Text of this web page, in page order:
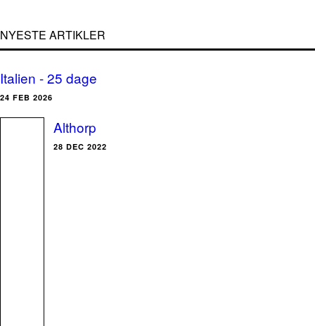
NYESTE ARTIKLER
Italien - 25 dage
24 FEB 2026
Althorp
28 DEC 2022